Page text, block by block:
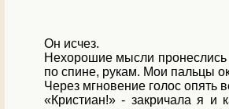
Он исчез.
Нехорошие мысли
по спине, рукам. Мои пальцы
Через мгновение голос опять
«Кристиан!» - закричала я и